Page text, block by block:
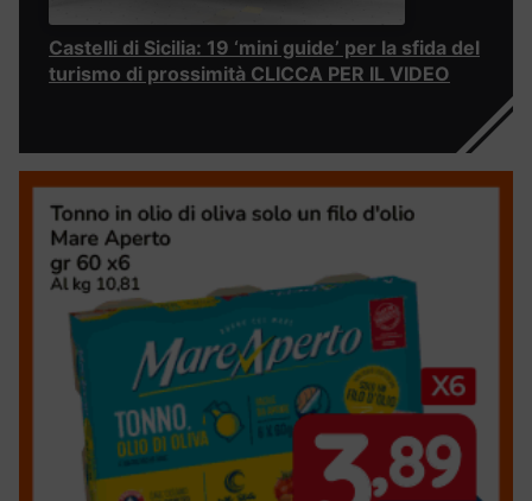
Castelli di Sicilia: 19 ‘mini guide’ per la sfida del
turismo di prossimità CLICCA PER IL VIDEO